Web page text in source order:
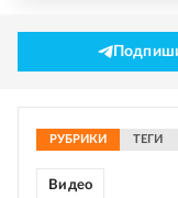
РУБРИКИ ТЕГИ
Видео